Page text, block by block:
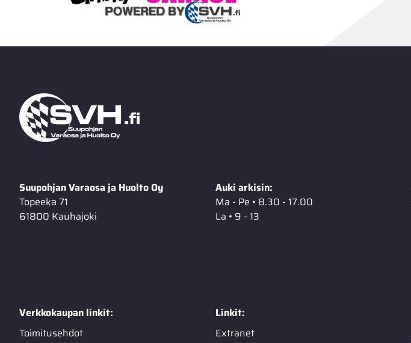
Suupohjan Varaosa ja Huolto Oy
Topeeka 71
61800 Kauhajoki
Auki arkisin:
Ma - Pe • 8.30 - 17.00
La • 9 - 13
Verkkokaupan linkit:
Toimitusehdot
Linkit:
Extranet